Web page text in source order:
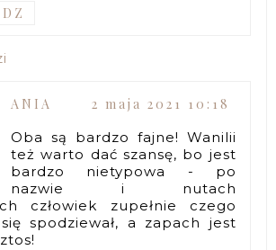
ANIA
2 maja 2021 10:18
Oba są bardzo fajne! Wanilii
też warto dać szansę, bo jest
bardzo nietypowa - po
nazwie i nutach
człowiek zupełnie czego
spodziewał, a zapach jest